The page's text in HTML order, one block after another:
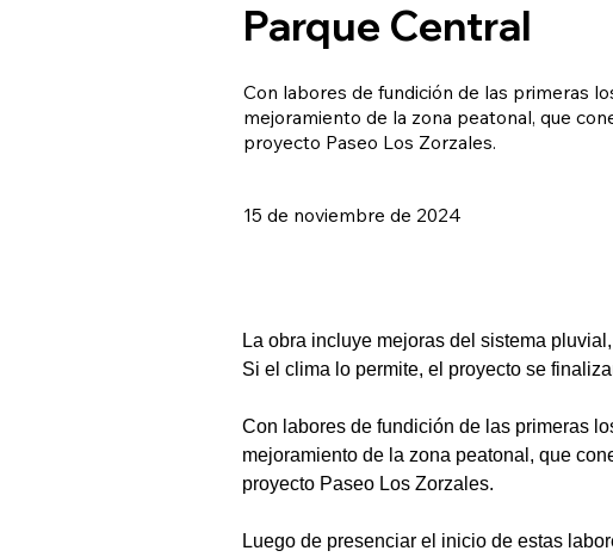
Parque Central
Con labores de fundición de las primeras
mejoramiento de la zona peatonal, que
proyecto Paseo Los Zorzales.
15 de noviembre de 2024
La obra incluye mejoras del sistema
Si el clima lo permite, el proyecto se
Con labores de fundición de las primeras
mejoramiento de la zona peatonal, que
proyecto Paseo Los Zorzales.
Luego de presenciar el inicio de estas